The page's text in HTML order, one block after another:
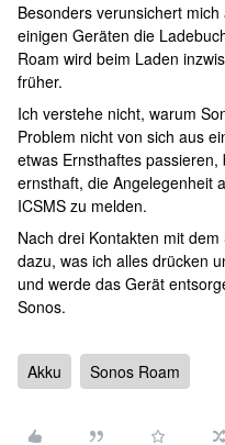
Besonders verunsichert
einigen Geräten die
Roam wird beim Laden
früher.
Ich verstehe nicht, warum
Problem nicht von sich aus
etwas Ernsthaftes
ernsthaft, die Angelegenheit
ICSMS zu melden.
Nach drei Kontakten mit
dazu, was ich alles drücken
und werde das Gerät
Sonos.
Akku Sonos Roam